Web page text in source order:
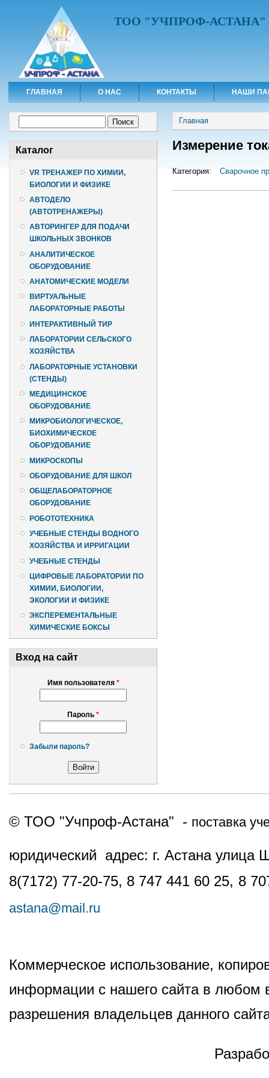
ТОО "УЧПРОФ-АСТАНА"
ГЛАВНАЯ О НАС КОНТАКТЫ НАШИ
Каталог
VR ТРЕНАЖЕР ПО ХИМИИ,
БИОЛОГИИ И ФИЗИКЕ
АВТОДЕЛО
(АВТОТРЕНАЖЕРЫ)
АВТОРИНГЕР ДЛЯ ПОДАЧИ
ШКОЛЬНЫХ ЗВОНКОВ
АНАЛИТИЧЕСКОЕ
ОБОРУДОВАНИЕ
АНАТОМИЧЕСКИЕ МОДЕЛИ
ВИРТУАЛЬНЫЕ
ЛАБОРАТОРНЫЕ РАБОТЫ
ИНТЕРАКТИВНЫЙ ТИР
ЛАБОРАТОРИИ СЕЛЬСКОГО
ХОЗЯЙСТВА
ЛАБОРАТОРНЫЕ УСТАНОВКИ
(СТЕНДЫ)
МЕДИЦИНСКОЕ
ОБОРУДОВАНИЕ
МИКРОБИОЛОГИЧЕСКОЕ,
БИОХИМИЧЕСКОЕ
ОБОРУДОВАНИЕ
МИКРОСКОПЫ
ОБОРУДОВАНИЕ ДЛЯ ШКОЛ
ОБЩЕЛАБОРАТОРНОЕ
ОБОРУДОВАНИЕ
РОБОТОТЕХНИКА
УЧЕБНЫЕ СТЕНДЫ ВОДНОГО
ХОЗЯЙСТВА И ИРРИГАЦИИ
УЧЕБНЫЕ СТЕНДЫ
ЦИФРОВЫЕ ЛАБОРАТОРИИ ПО
ХИМИИ, БИОЛОГИИ,
ЭКОЛОГИИ И ФИЗИКЕ
ЭКСПЕРЕМЕНТАЛЬНЫЕ
ХИМИЧЕСКИЕ БОКСЫ
Вход на сайт
Имя пользователя *
Пароль *
Забыли пароль?
Вы здесь
Главная
Измерение
Категория: Сварочное
© ТОО "Учпроф-Астана" - поставка
юридический адрес: г. Астана
8(7172) 77-20-75, 8 747 441 60 25, 8
astana@mail.ru
Коммерческое использование,
информации с нашего сайта в любом
разрешения владельцев данного